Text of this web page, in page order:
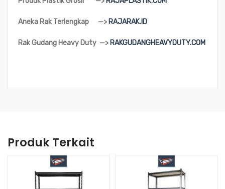
Aneka Rak Terlengkap —> RAJARAK.ID
Rak Gudang Heavy Duty —> RAKGUDANGHEAVYDUTY.COM
Produk Terkait